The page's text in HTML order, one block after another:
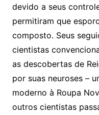
devido a seus
permitiram que
composto. Seus
cientistas
as descobertas de
por suas neuroses –
moderno à Roupa
outros cientistas